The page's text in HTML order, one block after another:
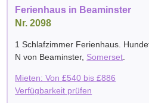
Ferienhaus in Beaminster
Nr. 2098
1 Schlafzimmer Ferienhaus.
N von Beaminster, Somerset.
Mieten: Von£540 bis£886
Verfügbarkeit prüfen